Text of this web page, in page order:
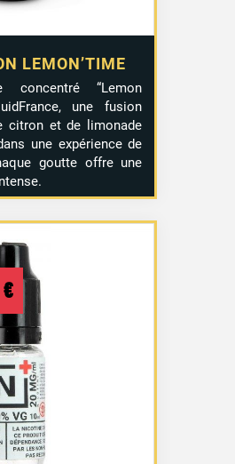
LEMON’TIME
concentré “Lemon
une fusion
citron et de limonade
une expérience de
goutte offre une
€ Plage
de
prix :
8,99 €
à
9,29 €